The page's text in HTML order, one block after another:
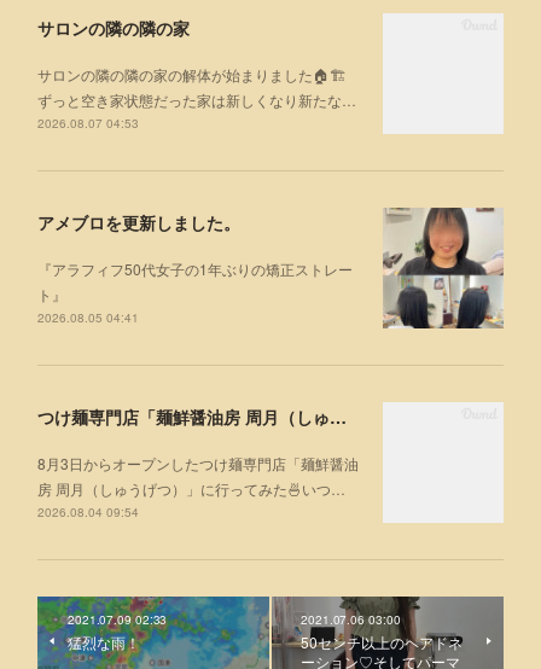
サロンの隣の隣の家
サロンの隣の隣の家の解体が始まりました🏠🏗
ずっと空き家状態だった家は新しくなり新たな…
2026.08.07 04:53
アメブロを更新しました。
『アラフィフ50代女子の1年ぶりの矯正ストレー
ト』
2026.08.05 04:41
つけ麺専門店「麺鮮醤油房 周月（しゅうげつ）」⁡ に行ってみた🍜
8月3日からオープンしたつけ麺専門店「麺鮮醤油
房 周月（しゅうげつ）」⁡に行ってみた🍜いつ…
2026.08.04 09:54
2021.07.09 02:33
猛烈な雨！
2021.07.06 03:00
50センチ以上のヘアドネ
ーション♡そしてパーマ